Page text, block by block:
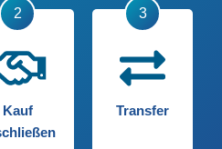
Kauf
Transfer